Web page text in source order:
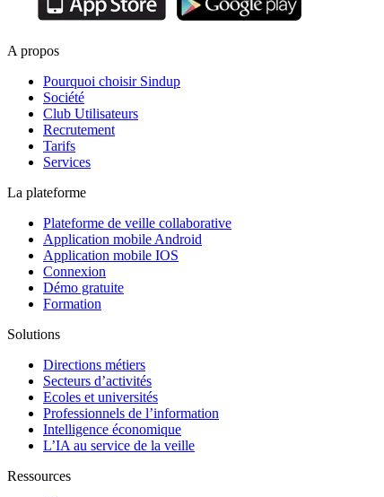
A propos
Pourquoi choisir Sindup
Société
Club Utilisateurs
Recrutement
Tarifs
Services
La plateforme
Plateforme de veille collaborative
Application mobile Android
Application mobile IOS
Connexion
Démo gratuite
Formation
Solutions
Directions métiers
Secteurs d’activités
Ecoles et universités
Professionnels de l’information
Intelligence économique
L’IA au service de la veille
Ressources